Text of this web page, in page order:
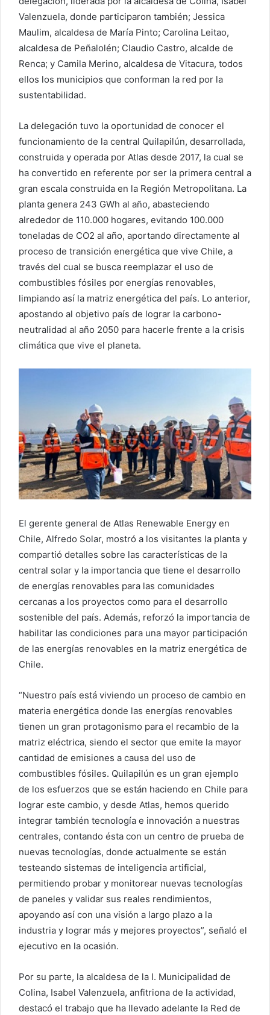
Valenzuela, donde participaron también; Jessica
Maulim, alcaldesa de María Pinto; Carolina Leitao,
alcaldesa de Peñalolén; Claudio Castro, alcalde de
Renca; y Camila Merino, alcaldesa de Vitacura, todos
ellos los municipios que conforman la red por la
sustentabilidad.
La delegación tuvo la oportunidad de conocer el
funcionamiento de la central Quilapilún, desarrollada,
construida y operada por Atlas desde 2017, la cual se
ha convertido en referente por ser la primera central a
gran escala construida en la Región Metropolitana. La
planta genera 243 GWh al año, abasteciendo
alrededor de 110.000 hogares, evitando 100.000
toneladas de CO2 al año, aportando directamente al
proceso de transición energética que vive Chile, a
través del cual se busca reemplazar el uso de
combustibles fósiles por energías renovables,
limpiando así la matriz energética del país. Lo anterior,
apostando al objetivo país de lograr la carbono-
neutralidad al año 2050 para hacerle frente a la crisis
climática que vive el planeta.
El gerente general de Atlas Renewable Energy en
Chile, Alfredo Solar, mostró a los visitantes la planta y
compartió detalles sobre las características de la
central solar y la importancia que tiene el desarrollo
de energías renovables para las comunidades
cercanas a los proyectos como para el desarrollo
sostenible del país. Además, reforzó la importancia de
habilitar las condiciones para una mayor participación
de las energías renovables en la matriz energética de
Chile.
“Nuestro país está viviendo un proceso de cambio en
materia energética donde las energías renovables
tienen un gran protagonismo para el recambio de la
matriz eléctrica, siendo el sector que emite la mayor
cantidad de emisiones a causa del uso de
combustibles fósiles. Quilapilún es un gran ejemplo
de los esfuerzos que se están haciendo en Chile para
lograr este cambio, y desde Atlas, hemos querido
integrar también tecnología e innovación a nuestras
centrales, contando ésta con un centro de prueba de
nuevas tecnologías, donde actualmente se están
testeando sistemas de inteligencia artificial,
permitiendo probar y monitorear nuevas tecnologías
de paneles y validar sus reales rendimientos,
apoyando así con una visión a largo plazo a la
industria y lograr más y mejores proyectos”, señaló el
ejecutivo en la ocasión.
Por su parte, la alcaldesa de la I. Municipalidad de
Colina, Isabel Valenzuela, anfitriona de la actividad,
destacó el trabajo que ha llevado adelante la Red de